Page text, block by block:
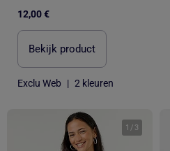
12,00 €
Bekijk product
Exclu Web | 2 kleuren
1 / 3